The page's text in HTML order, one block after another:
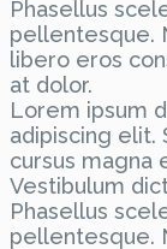
Phasellus
pellentesque.
libero eros
at dolor.
Lorem ipsum
adipiscing elit.
cursus magna
Vestibulum
Phasellus
pellentesque.